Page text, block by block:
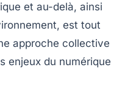
et au-delà, ainsi
est tout
approche collective
enjeux du numérique